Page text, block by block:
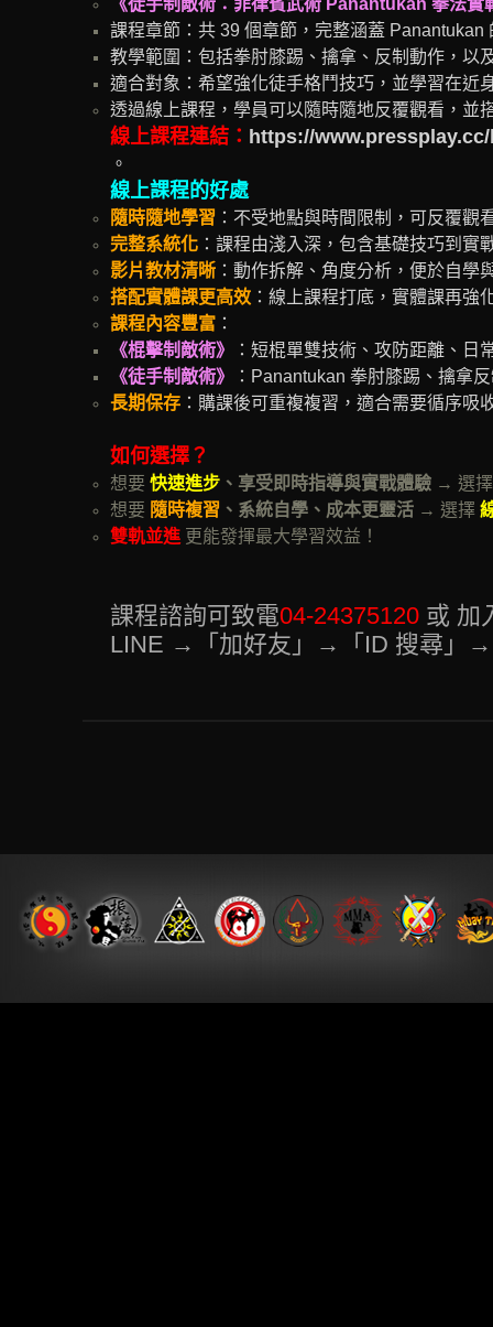
《徒手制敵術：菲律賓武術 Panantukan 拳法實
課程章節：共 39 個章節，完整涵蓋 Panantukan
教學範圍：包括拳肘膝踢、擒拿、反制動作，以
適合對象：希望強化徒手格鬥技巧，並學習在近
透過線上課程，學員可以隨時隨地反覆觀看，並
線上課程連結 ： https://
。
線上課程的好處
隨時隨地學習 ：不受地點與時間限制，可反覆觀
完整系統化 ：課程由淺入深，包含基礎技巧到實
影片教材清晰 ：動作拆解、角度分析，便於自學
搭配實體課更高效 ：線上課程打底，實體課再強
課程內容豐富 ：
《棍擊制敵術》
：短棍單雙技術、攻防距離、日
《徒手制敵術》
：Panantukan 拳肘膝踢、擒拿
長期保存 ：購課後可重複複習，適合需要循序吸
如何選擇？
想要 快速進步 、享受即時指導與實戰體驗 → 選擇
想要 隨時複習 、系統自學、成本更靈活 → 選擇
雙軌並進 更能發揮最大學習效益！
課程諮詢可致電04-24375120 或 加
LINE →「加好友」→「ID 搜尋」